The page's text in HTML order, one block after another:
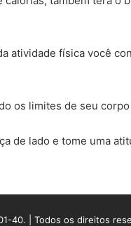
atividade física você
os limites de seu
de lado e tome uma
40. | Todos os direitos